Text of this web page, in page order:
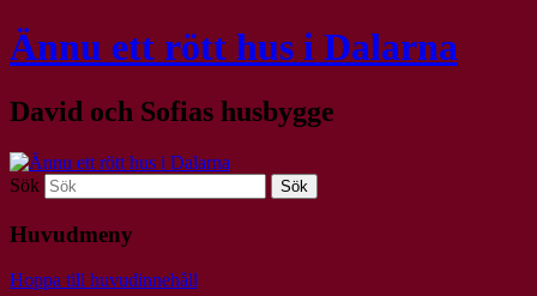
Ännu ett rött hus i Dalarna
David och Sofias husbygge
Sök
Huvudmeny
Hoppa till huvudinnehåll